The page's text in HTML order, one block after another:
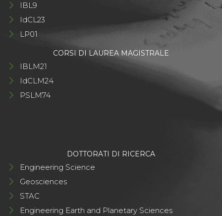
IBL9
IdCL23
LP01
CORSI DI LAUREA MAGISTRALE
IBLM21
IdCLM24
PSLM74
DOTTORATI DI RICERCA
Engineering Science
Geosciences
STAC
Engineering Earth and Planetary Sciences